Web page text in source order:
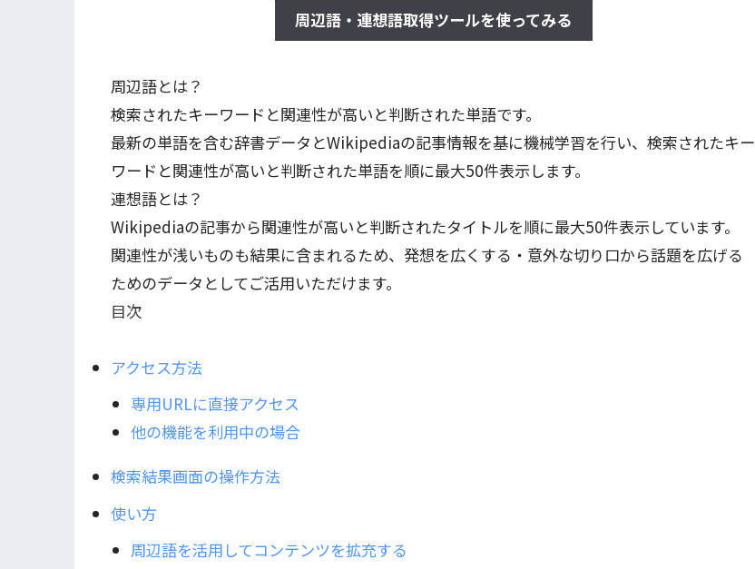
周辺語・連想語取得ツールを使ってみる
周辺語とは？
検索されたキーワードと関連性が高いと判断された単語です。
最新の単語を含む辞書データとWikipediaの記事情報を基に機械学習を行い、検索されたキー
ワードと関連性が高いと判断された単語を順に最大50件表示します。
連想語とは？
Wikipediaの記事から関連性が高いと判断されたタイトルを順に最大50件表示しています。
関連性が浅いものも結果に含まれるため、発想を広くする・意外な切り口から話題を広げる
ためのデータとしてご活用いただけます。
目次
アクセス方法
専用URLに直接アクセス
他の機能を利用中の場合
検索結果画面の操作方法
使い方
周辺語を活用してコンテンツを拡充する